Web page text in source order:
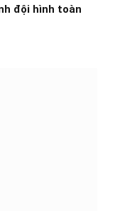
đội hình toàn